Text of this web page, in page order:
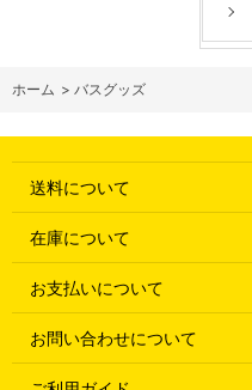
ホーム > バスグッズ
送料について
在庫について
お支払いについて
お問い合わせについて